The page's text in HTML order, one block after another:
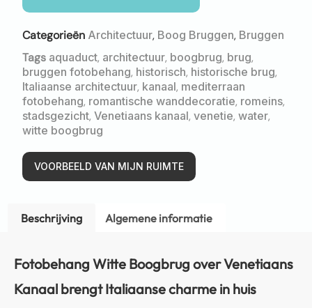
Categorieën Architectuur, Boog Bruggen, Bruggen
Tags aquaduct, architectuur, boogbrug, brug,
bruggen fotobehang, historisch, historische brug,
Italiaanse architectuur, kanaal, mediterraan
fotobehang, romantische wanddecoratie, romeins,
stadsgezicht, Venetiaans kanaal, venetie, water,
witte boogbrug
VOORBEELD VAN MIJN RUIMTE
Beschrijving Algemene informatie
Fotobehang Witte Boogbrug over Venetiaans
Kanaal brengt Italiaanse charme in huis